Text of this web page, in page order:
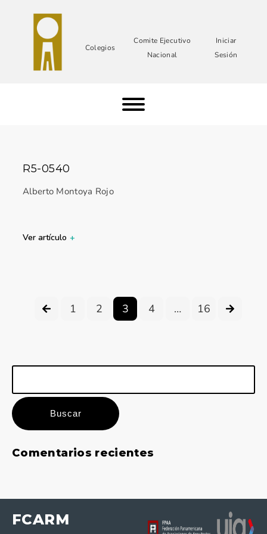
Colegios
Comite Ejecutivo
Nacional
Iniciar
Sesión
R5-0540
Alberto Montoya Rojo
Ver artículo +
1 2 3 4 … 16
Buscar:
Comentarios recientes
FCARM